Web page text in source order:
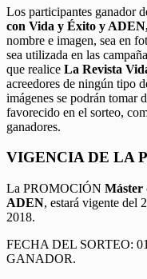
Los participantes ganador
con Vida y Éxito y
nombre e imagen, sea en
sea utilizada en las
que realice La Revista
acreedores de ningún tipo
imágenes se podrán tomar
favorecido en el sorteo,
ganadores.
VIGENCIA DE LA
La PROMOCIÓN Máster
ADEN, estará vigente del
2018.
FECHA DEL SORTEO:
GANADOR.